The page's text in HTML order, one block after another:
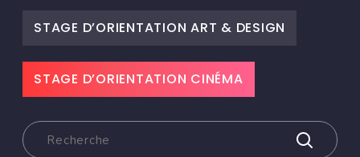
STAGE D’ORIENTATION ART & DESIGN
STAGE D’ORIENTATION CINÉMA